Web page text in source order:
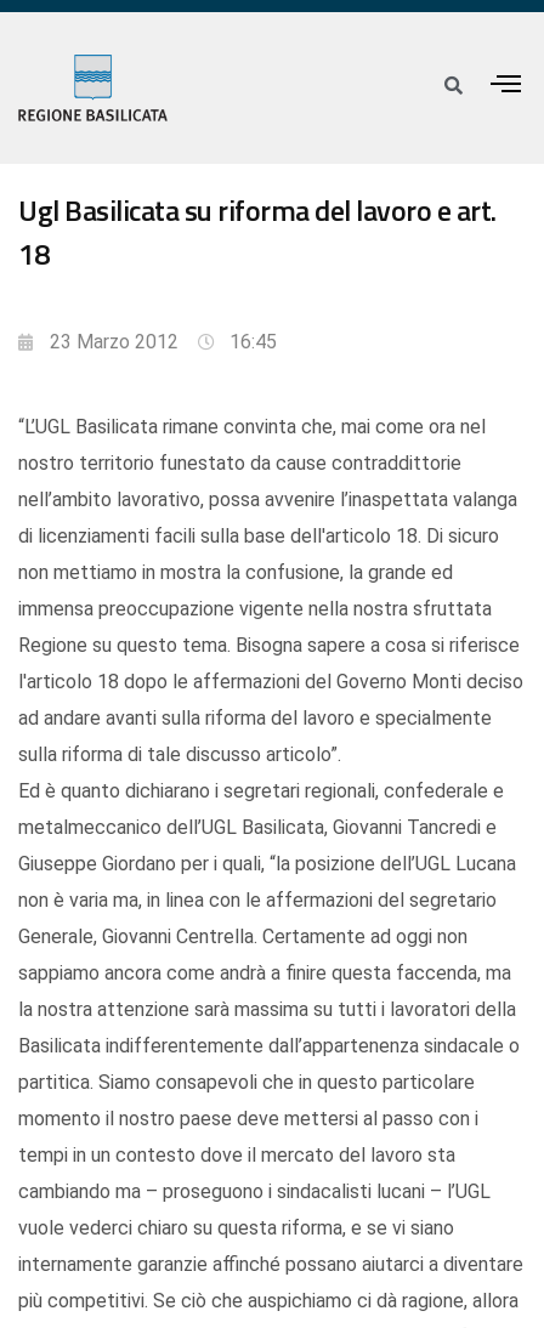
Ugl Basilicata su riforma del lavoro e art.
18
23 Marzo 2012 16:45
“L’UGL Basilicata rimane convinta che, mai come ora nel
nostro territorio funestato da cause contraddittorie
nell’ambito lavorativo, possa avvenire l’inaspettata valanga
di licenziamenti facili sulla base dell'articolo 18. Di sicuro
non mettiamo in mostra la confusione, la grande ed
immensa preoccupazione vigente nella nostra sfruttata
Regione su questo tema. Bisogna sapere a cosa si riferisce
l'articolo 18 dopo le affermazioni del Governo Monti deciso
ad andare avanti sulla riforma del lavoro e specialmente
sulla riforma di tale discusso articolo”.
Ed è quanto dichiarano i segretari regionali, confederale e
metalmeccanico dell’UGL Basilicata, Giovanni Tancredi e
Giuseppe Giordano per i quali, “la posizione dell’UGL Lucana
non è varia ma, in linea con le affermazioni del segretario
Generale, Giovanni Centrella. Certamente ad oggi non
sappiamo ancora come andrà a finire questa faccenda, ma
la nostra attenzione sarà massima su tutti i lavoratori della
Basilicata indifferentemente dall’appartenenza sindacale o
partitica. Siamo consapevoli che in questo particolare
momento il nostro paese deve mettersi al passo con i
tempi in un contesto dove il mercato del lavoro sta
cambiando ma – proseguono i sindacalisti lucani – l’UGL
vuole vederci chiaro su questa riforma, e se vi siano
internamente garanzie affinché possano aiutarci a diventare
più competitivi. Se ciò che auspichiamo ci dà ragione, allora